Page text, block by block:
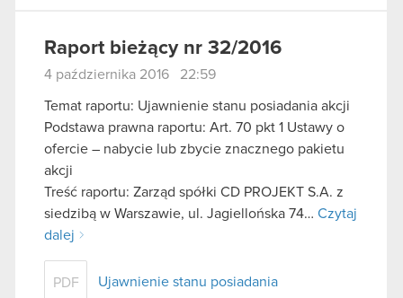
Raport bieżący nr 32/2016
4 października 2016 22:59
Temat raportu: Ujawnienie stanu posiadania akcji
Podstawa prawna raportu: Art. 70 pkt 1 Ustawy o
ofercie – nabycie lub zbycie znacznego pakietu
akcji
Treść raportu: Zarząd spółki CD PROJEKT S.A. z
siedzibą w Warszawie, ul. Jagiellońska 74… Czytaj
dalej
PDF Ujawnienie stanu posiadania